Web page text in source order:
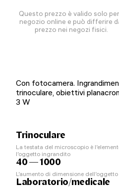
Questo prezzo è valido solo
negozio online e può differire
prezzo nei negozi fisici.
Con fotocamera.
trinoculare, obiettivi
3 W
Trinoculare
La testata del microscopio è
l’oggetto ingrandito
40 — 1000
L’aumento di dimensione
Laboratorio/medicale